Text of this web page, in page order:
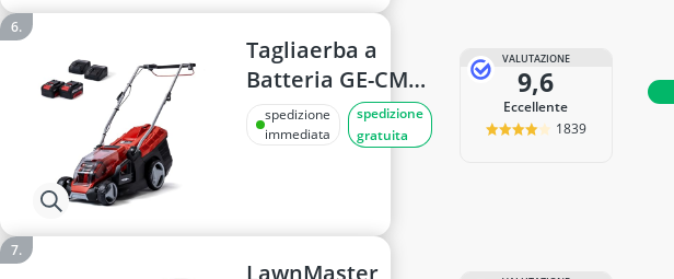
Tagliaerba a
Batteria GE-CM
36/36 Li
spedizione
immediata
spedizione
gratuita
VALUTAZIONE
9,6
Eccellente
1839
LawnMaster